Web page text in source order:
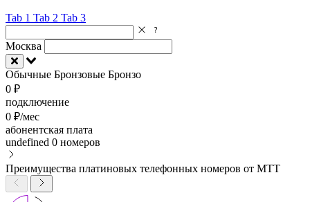
Tab 1 Tab 2 Tab 3
Москва
Обычные Бронзовые Бронзо
0 ₽
подключение
0 ₽/мес
абонентская плата
undefined 0 номеров
Преимущества платиновых телефонных номеров от МТТ